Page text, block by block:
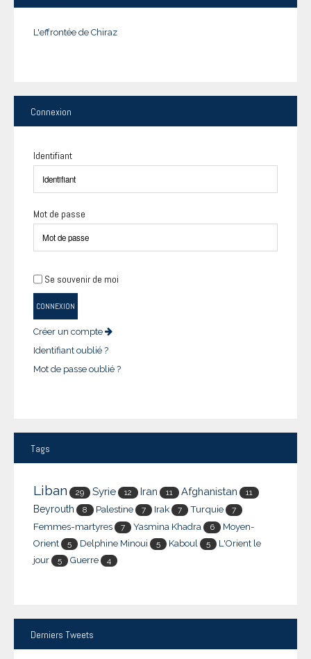
L'effrontée de Chiraz
Connexion
Identifiant
Mot de passe
Se souvenir de moi
CONNEXION
Créer un compte
Identifiant oublié ?
Mot de passe oublié ?
Tags
Liban 29 Syrie 12 Iran 11 Afghanistan 11
Beyrouth 8 Palestine 7 Irak 7 Turquie 7
Femmes-martyres 7 Yasmina Khadra 6
Moyen-
Orient
5 Delphine Minoui 5 Kaboul 5
L'Orient le
jour
5 Guerre 4
Derniers Tweets